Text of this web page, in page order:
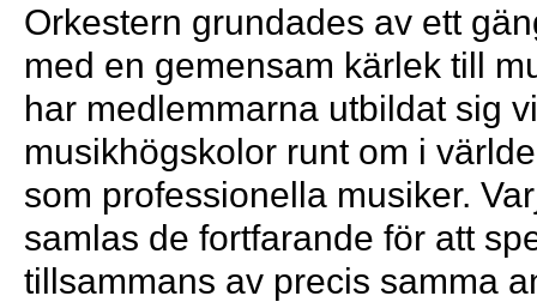
Orkestern grundades av ett
med en gemensam kärlek till
har medlemmarna utbildat sig
musikhögskolor runt om i
som professionella musiker.
samlas de fortfarande för att
tillsammans av precis samma